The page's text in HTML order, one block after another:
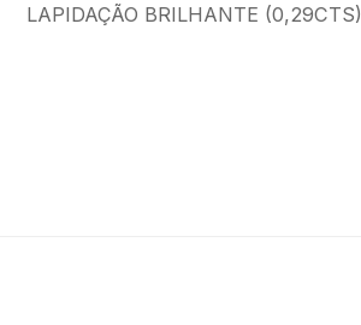
LAPIDAÇÃO BRILHANTE (0,29CTS)